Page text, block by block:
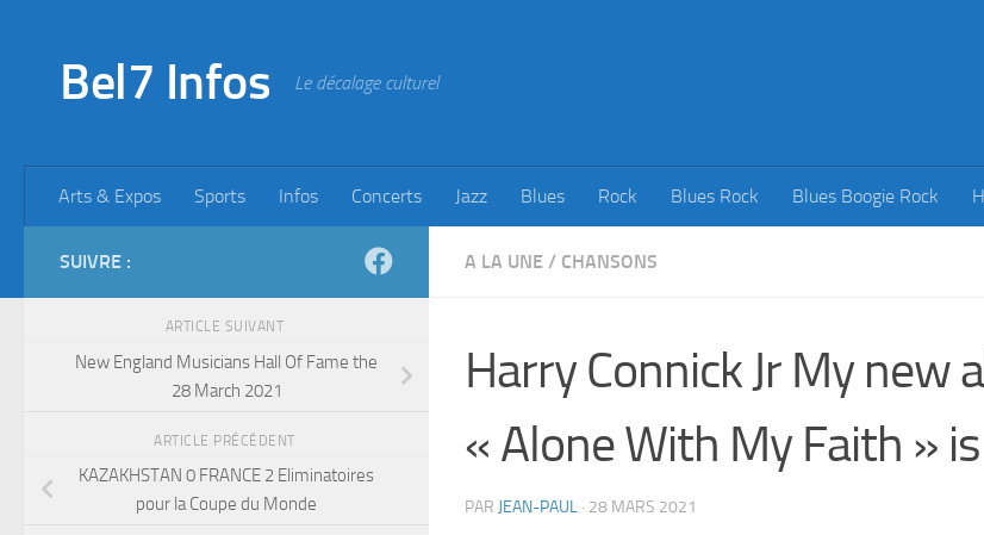
Bel7 Infos Le décalage culturel
Arts & Expos Sports Infos Concerts Jazz Blues Rock Blues Rock Blues Boogie Rock
A LA UNE / CHANSONS
Harry Connick Jr My new
« Alone With My Faith »
PAR JEAN-PAUL · 28 MARS 2021
SUIVRE :
ARTICLE SUIVANT
New England Musicians Hall Of Fame the
28 March 2021
ARTICLE PRÉCÉDENT
KAZAKHSTAN 0 FRANCE 2 Eliminatoires
pour la Coupe du Monde